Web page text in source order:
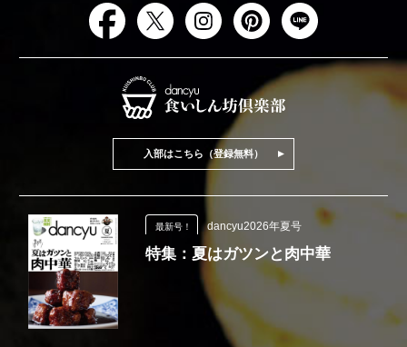
入部はこちら（登録無料）
最新号！ dancyu2026年夏号
特集：夏はガツンと肉中華